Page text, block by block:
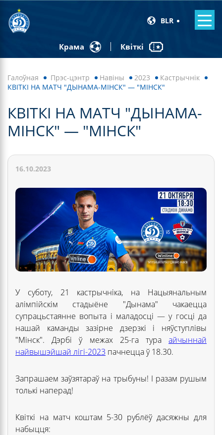
BLR
Крама Квіткі
Галоўная Прэс-цэнтр Навiны 2023
Кастрычнік
КВІТКІ НА МАТЧ "ДЫНАМА-МІНСК" — "МІНСК"
КВІТКІ НА МАТЧ "ДЫНАМА-
МІНСК" — "МІНСК"
16.10.2023
У суботу, 21 кастрычніка, на Нацыянальным
алімпійскім стадыёне "Дынама" чакаецца
супрацьстаянне вопыта і маладосці — у госці да
нашай каманды зазірне дзерзкі і няўступлівы
"Мінск". Дэрбі ў межах 25-га тура айчыннай
найвышэйшай лігі-2023 пачнецца ў 18.30.
Запрашаем заўзятараў на трыбуны! І разам рушым
толькі наперад!
Квіткі на матч коштам 5-30 рублёў дасяжны для
набыцця: